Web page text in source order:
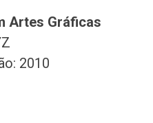
Artes Gráficas
2010